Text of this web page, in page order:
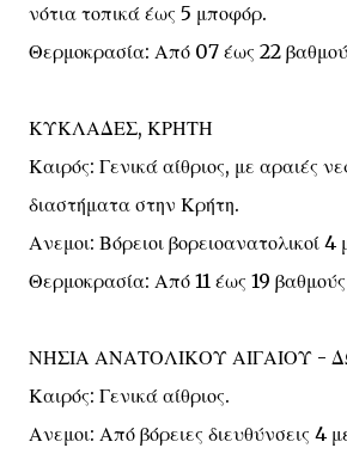
νότια τοπικά έως 5 μποφόρ.
Θερμοκρασία: Από 07 έως 22
ΚΥΚΛΑΔΕΣ, ΚΡΗΤΗ
Καιρός: Γενικά αίθριος, με αραιές
διαστήματα στην Κρήτη.
Ανεμοι: Βόρειοι βορειοανατολικοί
Θερμοκρασία: Από 11 έως 19
ΝΗΣΙΑ ΑΝΑΤΟΛΙΚΟΥ ΑΙΓΑΙΟΥ -
Καιρός: Γενικά αίθριος.
Ανεμοι: Από βόρειες διευθύνσεις 4